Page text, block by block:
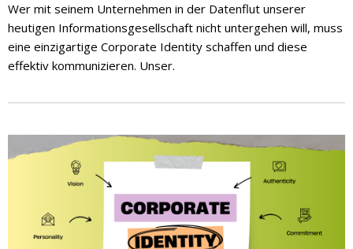
Wer mit seinem Unternehmen in der Datenflut unserer
heutigen Informationsgesellschaft nicht untergehen will, muss
eine einzigartige Corporate Identity schaffen und diese
effektiv kommunizieren. Unser.